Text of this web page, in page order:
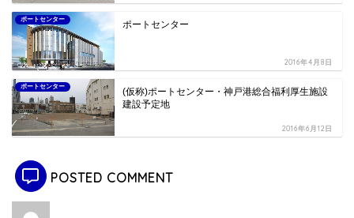
ポートセンター ポートセンター
2016年4月8日
ポートセンター
(仮称)ポートセンター・神戸港総合福利厚生施設
建設予定地
2016年6月12日
POSTED COMMENT